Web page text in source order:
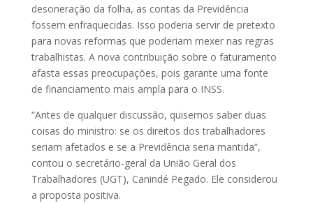
desoneração da folha, as contas da Previdência
fossem enfraquecidas. Isso poderia servir de pretexto
para novas reformas que poderiam mexer nas regras
trabalhistas. A nova contribuição sobre o faturamento
afasta essas preocupações, pois garante uma fonte
de financiamento mais ampla para o INSS.
“Antes de qualquer discussão, quisemos saber duas
coisas do ministro: se os direitos dos trabalhadores
seriam afetados e se a Previdência seria mantida”,
contou o secretário-geral da União Geral dos
Trabalhadores (UGT), Canindé Pegado. Ele considerou
a proposta positiva.